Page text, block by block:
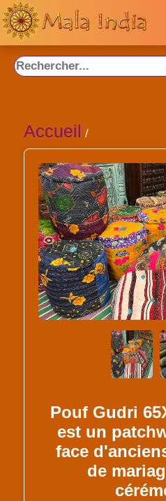
Accueil /
Pouf Gudri
est un
face
de